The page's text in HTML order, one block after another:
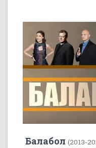
Балабол (2013-